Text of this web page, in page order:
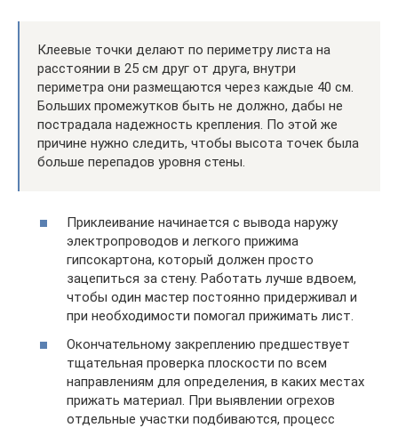
Клеевые точки делают по периметру листа на
расстоянии в 25 см друг от друга, внутри
периметра они размещаются через каждые 40 см.
Больших промежутков быть не должно, дабы не
пострадала надежность крепления. По этой же
причине нужно следить, чтобы высота точек была
больше перепадов уровня стены.
Приклеивание начинается с вывода наружу
электропроводов и легкого прижима
гипсокартона, который должен просто
зацепиться за стену. Работать лучше вдвоем,
чтобы один мастер постоянно придерживал и
при необходимости помогал прижимать лист.
Окончательному закреплению предшествует
тщательная проверка плоскости по всем
направлениям для определения, в каких местах
прижать материал. При выявлении огрехов
отдельные участки подбиваются, процесс